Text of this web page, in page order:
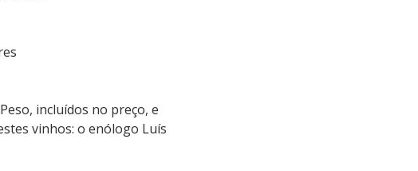
incluídos no preço, e
vinhos: o enólogo Luís